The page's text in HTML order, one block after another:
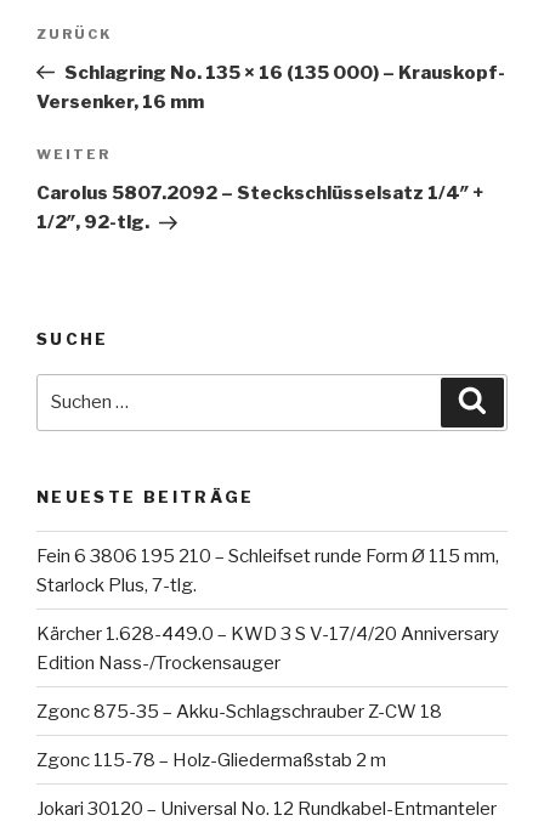
Beitragsnavigation
Vorheriger
Beitrag
ZURÜCK
Schlagring No. 135 × 16 (135 000) – Krauskopf-
Versenker, 16 mm
Nächster
Beitrag
WEITER
Carolus 5807.2092 – Steckschlüsselsatz 1/4″ +
1/2″, 92-tlg.
SUCHE
NEUESTE BEITRÄGE
Fein 6 3806 195 210 – Schleifset runde Form Ø 115 mm,
Starlock Plus, 7-tlg.
Kärcher 1.628-449.0 – KWD 3 S V-17/4/20 Anniversary
Edition Nass-/Trockensauger
Zgonc 875-35 – Akku-Schlagschrauber Z-CW 18
Zgonc 115-78 – Holz-Gliedermaßstab 2 m
Jokari 30120 – Universal No. 12 Rundkabel-Entmanteler